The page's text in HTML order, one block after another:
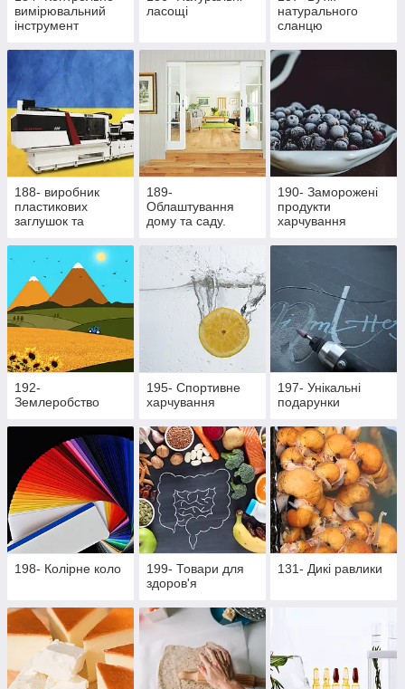
вимірювальний
інструмент
ласощі
натурального
сланцю
188- виробник
пластикових
заглушок та
фурнітури
189-
Облаштування
дому та саду.
харчування
190- Заморожені
продукти
харчування
192-
Землеробство
195- Cпортивне
харчування
197- Унікальні
подарунки
198- Колірне коло
199- Товари для
здоров'я
131- Дикі равлики